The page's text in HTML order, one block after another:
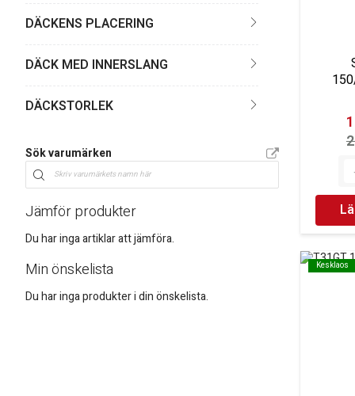
Kesklaos
Kesklaos
DÄCKENS PLACERING
DÄCK MED INNERSLANG
DÄCKSTORLEK
Sök varumärken
Jämför produkter
Du har inga artiklar att jämföra.
Min önskelista
Du har inga produkter i din önskelista.